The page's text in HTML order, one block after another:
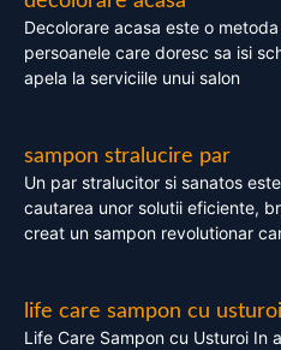
Decolorare acasa este o
persoanele care doresc sa isi
apela la serviciile unui salon
sampon stralucire par
Un par stralucitor si sanatos
cautarea unor solutii eficiente,
creat un sampon revolutionar
life care sampon cu usturoi
Life Care Sampon cu Usturoi In